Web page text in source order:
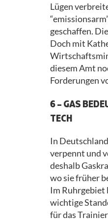
Lügen
geschaffen.
Doch mit
diesem Amt
Forderungen
6 – GAS
TECH
In
verpennt und
deshalb
wo sie früher
Im Ruhrgebiet
wichtige
für das